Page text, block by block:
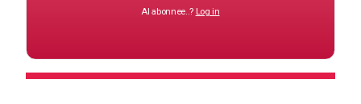
Al abonnee..? Log in